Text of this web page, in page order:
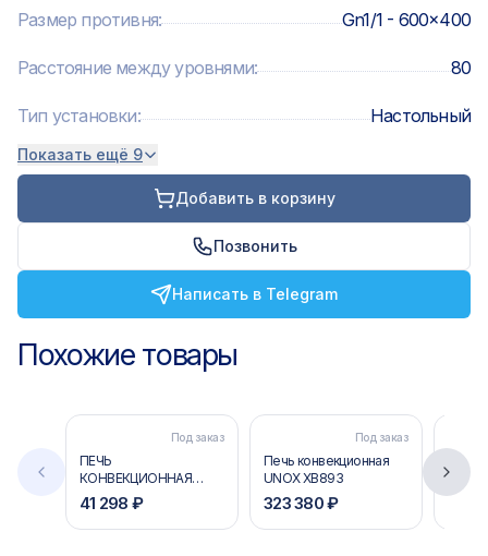
Размер противня: Gn1/1 - 600x400
Расстояние между уровнями: 80
Тип установки: Настольный
Показать ещё 9
Добавить в корзину
Позвонить
Написать в Telegram
Похожие товары
Под заказ
ПЕЧЬ
КОНВЕКЦИОННАЯ
APACH AV03D
41 298 ₽
Под заказ
Печь конвекционная
UNOX XB893
323 380 ₽
Печь
UNOX
50